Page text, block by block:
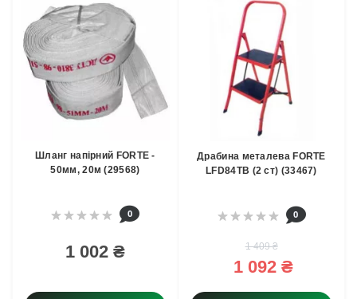
Шланг напірний FORTE -
50мм, 20м (29568)
0
1 002 ₴
Драбина металева FORTE
LFD84TB (2 ст) (33467)
0
1 409 ₴
1 092 ₴